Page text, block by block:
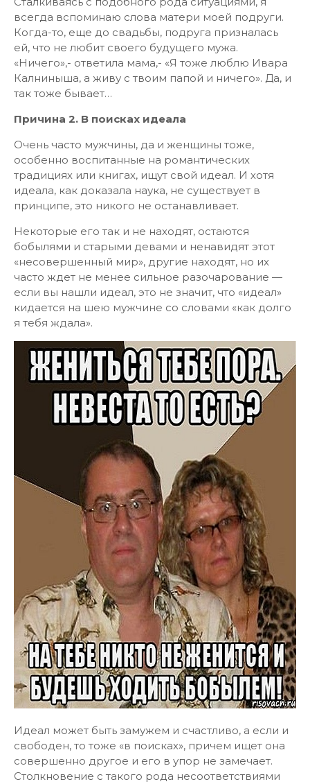
всегда вспоминаю слова матери моей подруги.
Когда-то, еще до свадьбы, подруга призналась
ей, что не любит своего будущего мужа.
«Ничего»,- ответила мама,- «Я тоже люблю Ивара
Калниныша, а живу с твоим папой и ничего». Да, и
так тоже бывает…
Причина 2. В поисках идеала
Очень часто мужчины, да и женщины тоже,
особенно воспитанные на романтических
традициях или книгах, ищут свой идеал. И хотя
идеала, как доказала наука, не существует в
принципе, это никого не останавливает.
Некоторые его так и не находят, остаются
бобылями и старыми девами и ненавидят этот
«несовершенный мир», другие находят, но их
часто ждет не менее сильное разочарование —
если вы нашли идеал, это не значит, что «идеал»
кидается на шею мужчине со словами «как долго
я тебя ждала».
Идеал может быть замужем и счастливо, а если и
свободен, то тоже «в поисках», причем ищет она
совершенно другое и его в упор не замечает.
Столкновение с такого рода несоответствиями